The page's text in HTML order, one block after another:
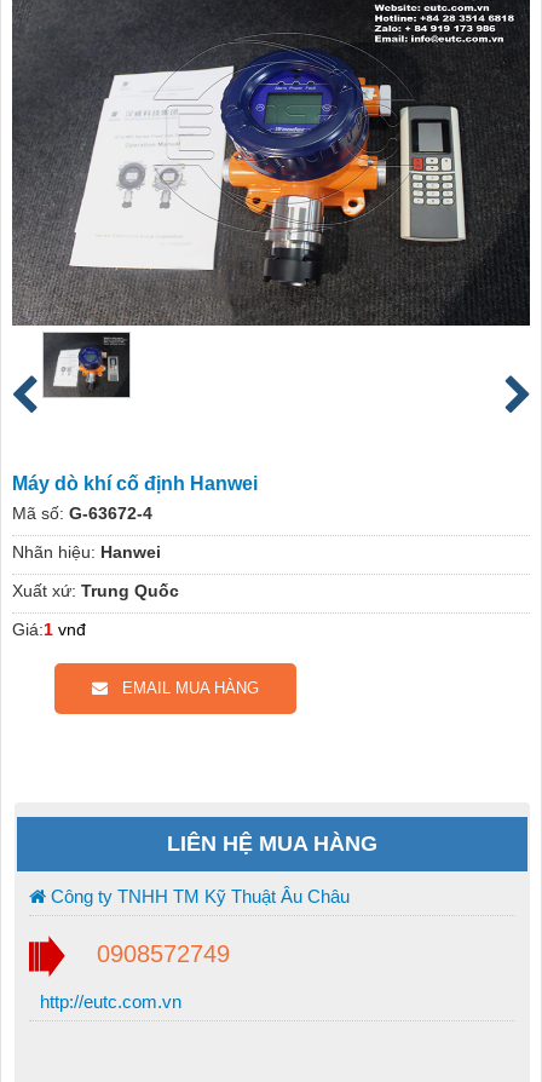
Máy dò khí cố định Hanwei
Mã số: G-63672-4
Nhãn hiệu: Hanwei
Xuất xứ: Trung Quốc
Giá:1 vnđ
EMAIL MUA HÀNG
LIÊN HỆ MUA HÀNG
Công ty TNHH TM Kỹ Thuật Âu Châu
0908572749
http://eutc.com.vn